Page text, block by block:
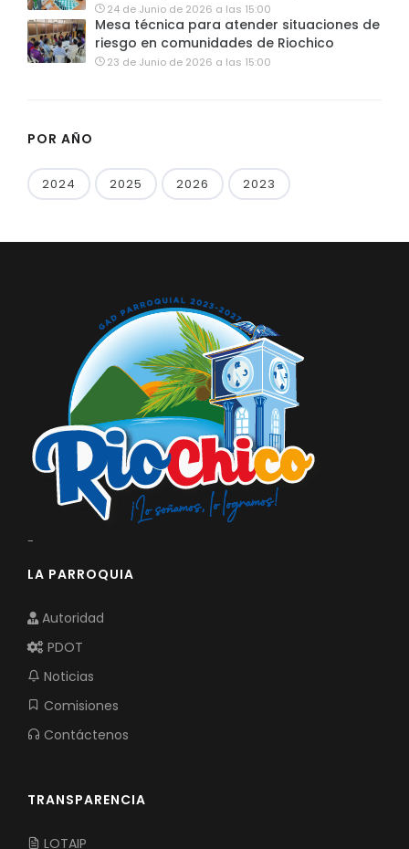
24 de Junio de 2026 a las 15:00
Mesa técnica para atender situaciones de
riesgo en comunidades de Riochico
23 de Junio de 2026 a las 15:00
POR AÑO
2024 2025 2026 2023
-
LA PARROQUIA
Autoridad
PDOT
Noticias
Comisiones
Contáctenos
TRANSPARENCIA
LOTAIP